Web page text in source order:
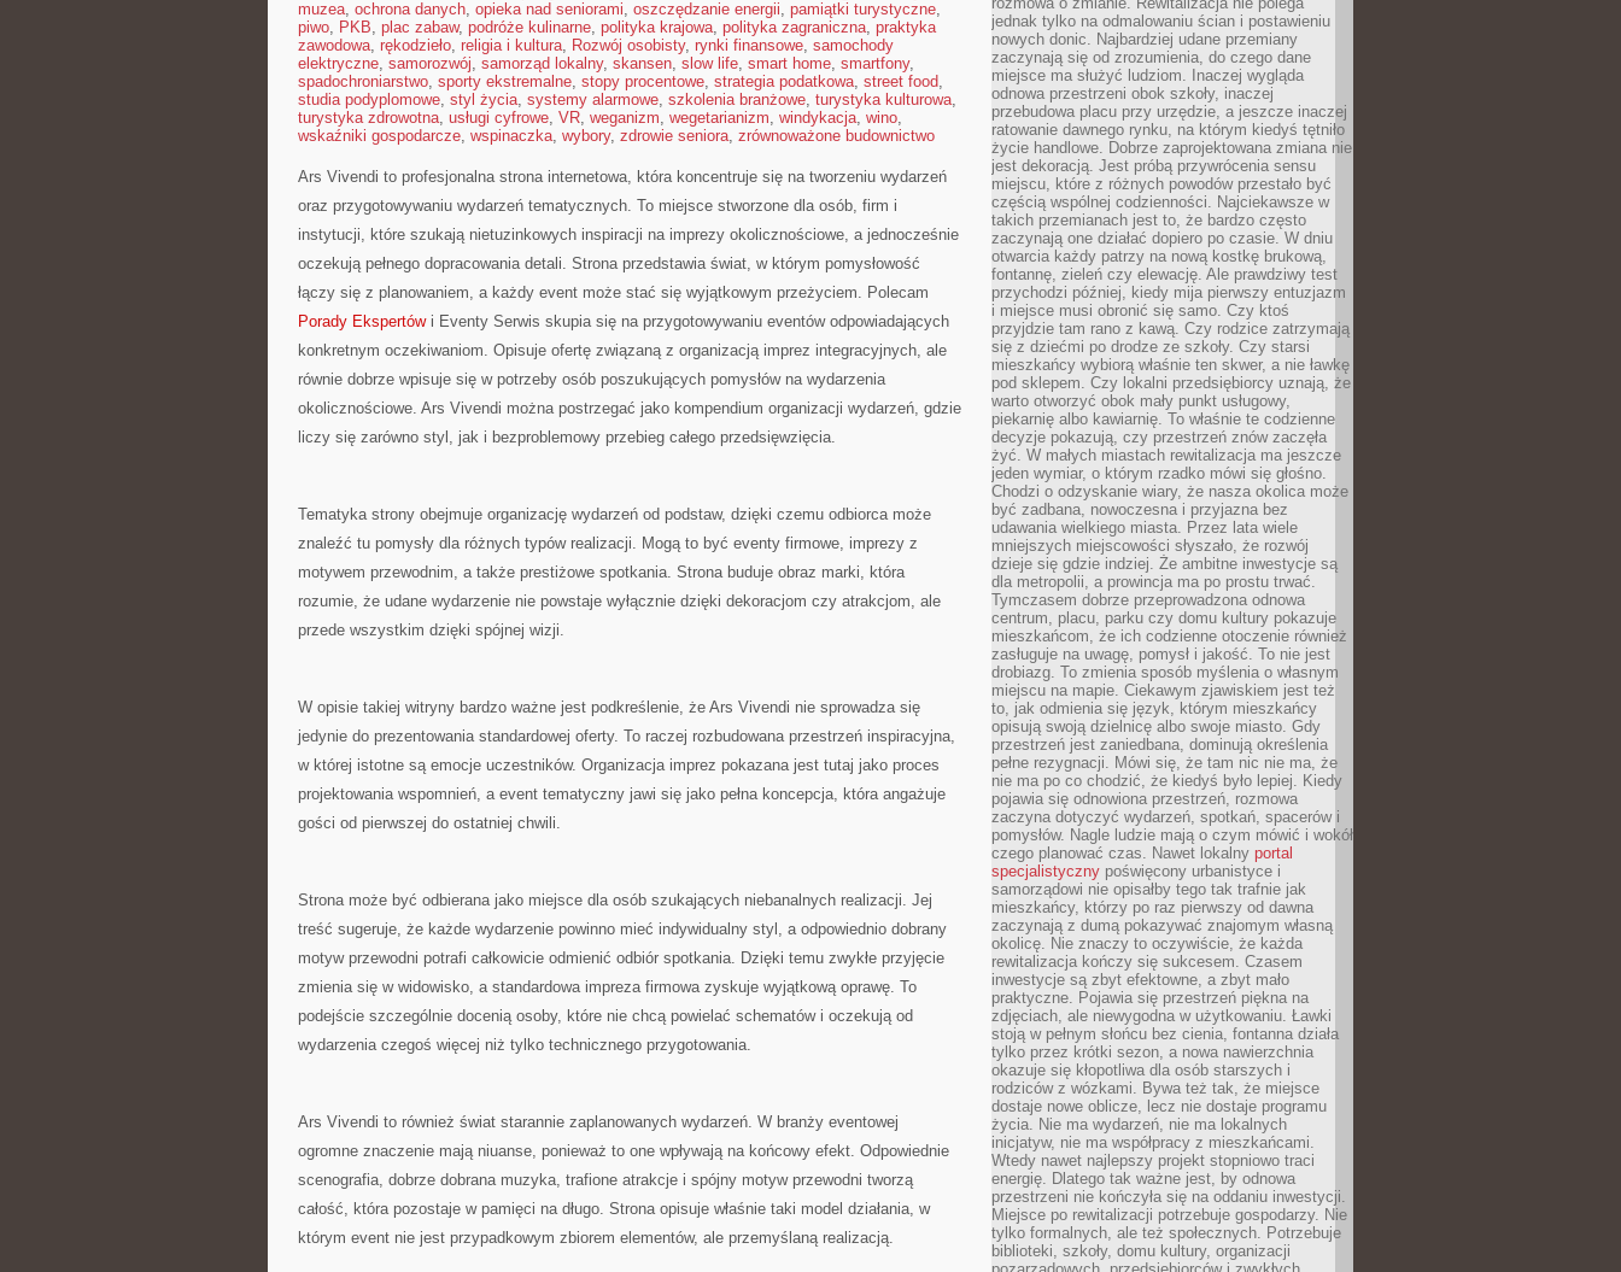
muzea, ochrona danych, opieka nad seniorami, oszczędzanie energii, pamiątki turystyczne,
piwo, PKB, plac zabaw, podróże kulinarne, polityka krajowa, polityka zagraniczna, praktyka
zawodowa, rękodzieło, religia i kultura, Rozwój osobisty, rynki finansowe, samochody
elektryczne, samorozwój, samorząd lokalny, skansen, slow life, smart home, smartfony,
spadochroniarstwo, sporty ekstremalne, stopy procentowe, strategia podatkowa, street food,
studia podyplomowe, styl życia, systemy alarmowe, szkolenia branżowe, turystyka kulturowa,
turystyka zdrowotna, usługi cyfrowe, VR, weganizm, wegetarianizm, windykacja, wino,
wskaźniki gospodarcze, wspinaczka, wybory, zdrowie seniora, zrównoważone budownictwo
Ars Vivendi to profesjonalna strona internetowa, która koncentruje się na tworzeniu wydarzeń
oraz przygotowywaniu wydarzeń tematycznych. To miejsce stworzone dla osób, firm i
instytucji, które szukają nietuzinkowych inspiracji na imprezy okolicznościowe, a jednocześnie
oczekują pełnego dopracowania detali. Strona przedstawia świat, w którym pomysłowość
łączy się z planowaniem, a każdy event może stać się wyjątkowym przeżyciem. Polecam
Porady Ekspertówi Eventy Serwis skupia się na przygotowywaniu eventów odpowiadających
konkretnym oczekiwaniom. Opisuje ofertę związaną z organizacją imprez integracyjnych, ale
równie dobrze wpisuje się w potrzeby osób poszukujących pomysłów na wydarzenia
okolicznościowe. Ars Vivendi można postrzegać jako kompendium organizacji wydarzeń, gdzie
liczy się zarówno styl, jak i bezproblemowy przebieg całego przedsięwzięcia.
Tematyka strony obejmuje organizację wydarzeń od podstaw, dzięki czemu odbiorca może
znaleźć tu pomysły dla różnych typów realizacji. Mogą to być eventy firmowe, imprezy z
motywem przewodnim, a także prestiżowe spotkania. Strona buduje obraz marki, która
rozumie, że udane wydarzenie nie powstaje wyłącznie dzięki dekoracjom czy atrakcjom, ale
przede wszystkim dzięki spójnej wizji.
W opisie takiej witryny bardzo ważne jest podkreślenie, że Ars Vivendi nie sprowadza się
jedynie do prezentowania standardowej oferty. To raczej rozbudowana przestrzeń inspiracyjna,
w której istotne są emocje uczestników. Organizacja imprez pokazana jest tutaj jako proces
projektowania wspomnień, a event tematyczny jawi się jako pełna koncepcja, która angażuje
gości od pierwszej do ostatniej chwili.
Strona może być odbierana jako miejsce dla osób szukających niebanalnych realizacji. Jej
treść sugeruje, że każde wydarzenie powinno mieć indywidualny styl, a odpowiednio dobrany
motyw przewodni potrafi całkowicie odmienić odbiór spotkania. Dzięki temu zwykłe przyjęcie
zmienia się w widowisko, a standardowa impreza firmowa zyskuje wyjątkową oprawę. To
podejście szczególnie docenią osoby, które nie chcą powielać schematów i oczekują od
wydarzenia czegoś więcej niż tylko technicznego przygotowania.
Ars Vivendi to również świat starannie zaplanowanych wydarzeń. W branży eventowej
ogromne znaczenie mają niuanse, ponieważ to one wpływają na końcowy efekt. Odpowiednie
scenografia, dobrze dobrana muzyka, trafione atrakcje i spójny motyw przewodni tworzą
całość, która pozostaje w pamięci na długo. Strona opisuje właśnie taki model działania, w
którym event nie jest przypadkowym zbiorem elementów, ale przemyślaną realizacją.
jednak tylko na odmalowaniu ścian i postawieniu
nowych donic. Najbardziej udane przemiany
zaczynają się od zrozumienia, do czego dane
miejsce ma służyć ludziom. Inaczej wygląda
odnowa przestrzeni obok szkoły, inaczej
przebudowa placu przy urzędzie, a jeszcze inaczej
ratowanie dawnego rynku, na którym kiedyś tętniło
życie handlowe. Dobrze zaprojektowana zmiana nie
jest dekoracją. Jest próbą przywrócenia sensu
miejscu, które z różnych powodów przestało być
częścią wspólnej codzienności. Najciekawsze w
takich przemianach jest to, że bardzo często
zaczynają one działać dopiero po czasie. W dniu
otwarcia każdy patrzy na nową kostkę brukową,
fontannę, zieleń czy elewację. Ale prawdziwy test
przychodzi później, kiedy mija pierwszy entuzjazm
i miejsce musi obronić się samo. Czy ktoś
przyjdzie tam rano z kawą. Czy rodzice zatrzymają
się z dziećmi po drodze ze szkoły. Czy starsi
mieszkańcy wybiorą właśnie ten skwer, a nie ławkę
pod sklepem. Czy lokalni przedsiębiorcy uznają, że
warto otworzyć obok mały punkt usługowy,
piekarnię albo kawiarnię. To właśnie te codzienne
decyzje pokazują, czy przestrzeń znów zaczęła
żyć. W małych miastach rewitalizacja ma jeszcze
jeden wymiar, o którym rzadko mówi się głośno.
Chodzi o odzyskanie wiary, że nasza okolica może
być zadbana, nowoczesna i przyjazna bez
udawania wielkiego miasta. Przez lata wiele
mniejszych miejscowości słyszało, że rozwój
dzieje się gdzie indziej. Że ambitne inwestycje są
dla metropolii, a prowincja ma po prostu trwać.
Tymczasem dobrze przeprowadzona odnowa
centrum, placu, parku czy domu kultury pokazuje
mieszkańcom, że ich codzienne otoczenie również
zasługuje na uwagę, pomysł i jakość. To nie jest
drobiazg. To zmienia sposób myślenia o własnym
miejscu na mapie. Ciekawym zjawiskiem jest też
to, jak odmienia się język, którym mieszkańcy
opisują swoją dzielnicę albo swoje miasto. Gdy
przestrzeń jest zaniedbana, dominują określenia
pełne rezygnacji. Mówi się, że tam nic nie ma, że
nie ma po co chodzić, że kiedyś było lepiej. Kiedy
pojawia się odnowiona przestrzeń, rozmowa
zaczyna dotyczyć wydarzeń, spotkań, spacerów i
pomysłów. Nagle ludzie mają o czym mówić i wokół
czego planować czas. Nawet lokalny portal
specjalistyczny poświęcony urbanistyce i
samorządowi nie opisałby tego tak trafnie jak
mieszkańcy, którzy po raz pierwszy od dawna
zaczynają z dumą pokazywać znajomym własną
okolicę. Nie znaczy to oczywiście, że każda
rewitalizacja kończy się sukcesem. Czasem
inwestycje są zbyt efektowne, a zbyt mało
praktyczne. Pojawia się przestrzeń piękna na
zdjęciach, ale niewygodna w użytkowaniu. Ławki
stoją w pełnym słońcu bez cienia, fontanna działa
tylko przez krótki sezon, a nowa nawierzchnia
okazuje się kłopotliwa dla osób starszych i
rodziców z wózkami. Bywa też tak, że miejsce
dostaje nowe oblicze, lecz nie dostaje programu
życia. Nie ma wydarzeń, nie ma lokalnych
inicjatyw, nie ma współpracy z mieszkańcami.
Wtedy nawet najlepszy projekt stopniowo traci
energię. Dlatego tak ważne jest, by odnowa
przestrzeni nie kończyła się na oddaniu inwestycji.
Miejsce po rewitalizacji potrzebuje gospodarzy. Nie
tylko formalnych, ale też społecznych. Potrzebuje
biblioteki, szkoły, domu kultury, organizacji